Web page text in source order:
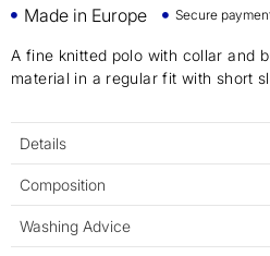
Made in Europe Secure
A fine knitted polo with collar and
material in a regular fit with short
Details
Composition
Washing Advice